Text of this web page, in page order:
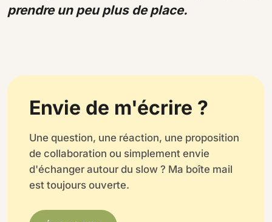
prendre un peu plus de place.
Envie de m'écrire ?
Une question, une réaction, une proposition
de collaboration ou simplement envie
d'échanger autour du slow ? Ma boîte mail
est toujours ouverte.